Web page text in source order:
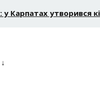
у Карпатах утворився